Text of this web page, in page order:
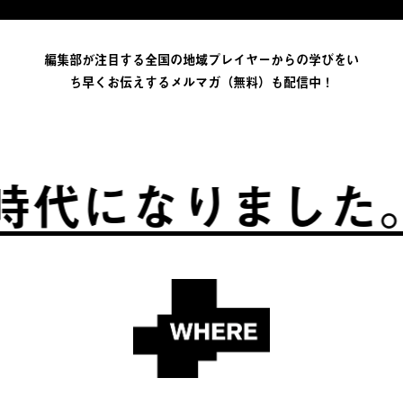
編集部が注目する全国の地域プレイヤーからの学びをい
ち早くお伝えするメルマガ（無料）も配信中！
なりました。